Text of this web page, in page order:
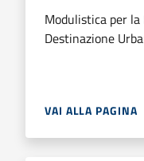
Modulistica per
Destinazione
VAI ALLA PAGINA